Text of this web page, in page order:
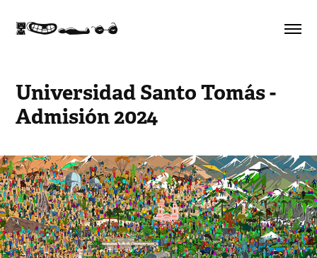
K}<I
Universidad Santo Tomás -
Admisión 2024